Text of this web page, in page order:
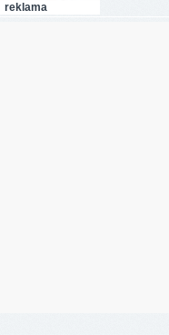
reklama